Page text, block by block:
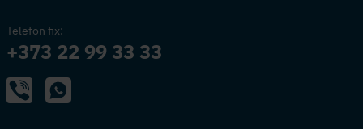
Telefon fix:
+373 22 99 33 33